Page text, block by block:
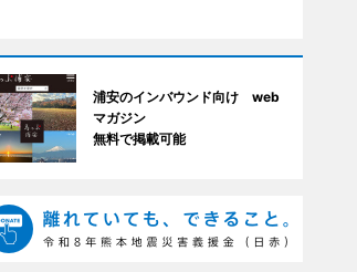
浦安のインバウンド向け web
マガジン
無料で掲載可能